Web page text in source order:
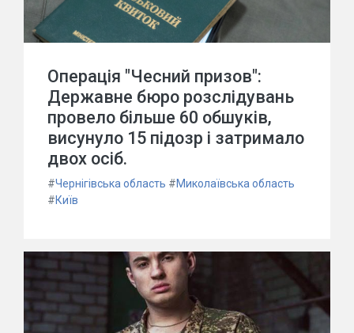
Операція "Чесний призов":
Державне бюро розслідувань
провело більше 60 обшуків,
висунуло 15 підозр і затримало
двох осіб.
#Чернігівська область #Миколаївська область
#Київ